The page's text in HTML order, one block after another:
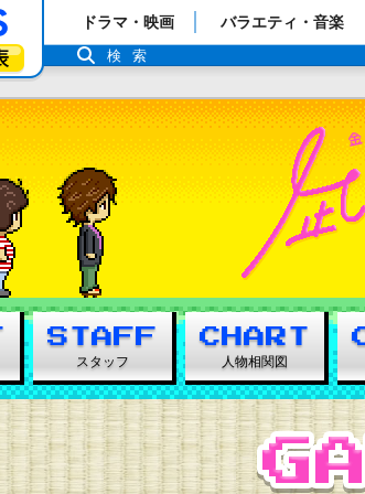
「TBSテレビ」トップページ
番組表
ドラマ・映画 バラエティ・音楽
検索
スタッフ 人物相関図